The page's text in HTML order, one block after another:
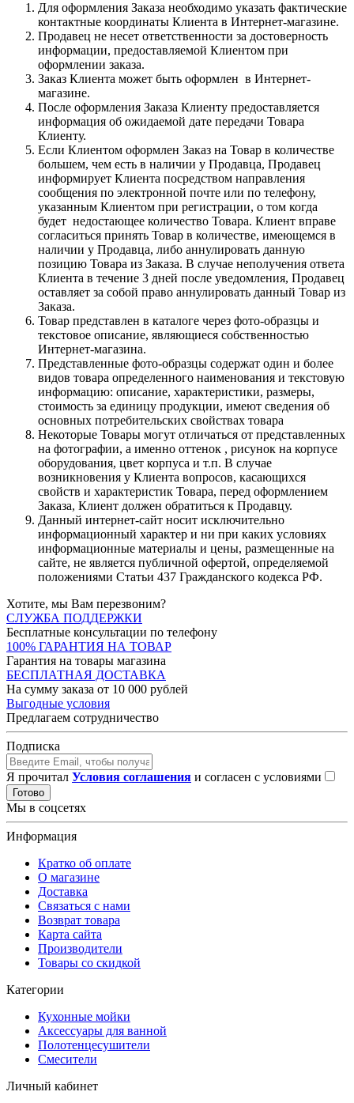
Для оформления Заказа необходимо указать фактические
контактные координаты Клиента в Интернет-магазине.
Продавец не несет ответственности за достоверность
информации, предоставляемой Клиентом при
оформлении заказа.
Заказ Клиента может быть оформлен в Интернет-
магазине.
После оформления Заказа Клиенту предоставляется
информация об ожидаемой дате передачи Товара
Клиенту.
Если Клиентом оформлен Заказ на Товар в количестве
большем, чем есть в наличии у Продавца, Продавец
информирует Клиента посредством направления
сообщения по электронной почте или по телефону,
указанным Клиентом при регистрации, о том когда
будет недостающее количество Товара. Клиент вправе
согласиться принять Товар в количестве, имеющемся в
наличии у Продавца, либо аннулировать данную
позицию Товара из Заказа. В случае неполучения ответа
Клиента в течение 3 дней после уведомления, Продавец
оставляет за собой право аннулировать данный Товар из
Заказа.
Товар представлен в каталоге через фото-образцы и
текстовое описание, являющиеся собственностью
Интернет-магазина.
Представленные фото-образцы содержат один и более
видов товара определенного наименования и текстовую
информацию: описание, характеристики, размеры,
стоимость за единицу продукции, имеют сведения об
основных потребительских свойствах товара
Некоторые Товары могут отличаться от представленных
на фотографии, а именно оттенок , рисунок на корпусе
оборудования, цвет корпуса и т.п. В случае
возникновения у Клиента вопросов, касающихся
свойств и характеристик Товара, перед оформлением
Заказа, Клиент должен обратиться к Продавцу.
Данный интернет-сайт носит исключительно
информационный характер и ни при каких условиях
информационные материалы и цены, размещенные на
сайте, не является публичной офертой, определяемой
положениями Статьи 437 Гражданского кодекса РФ.
Хотите, мы Вам перезвоним?
СЛУЖБА ПОДДЕРЖКИ
Бесплатные консультации по телефону
100% ГАРАНТИЯ НА ТОВАР
Гарантия на товары магазина
БЕСПЛАТНАЯ ДОСТАВКА
На сумму заказа от 10 000 рублей
Выгодные условия
Предлагаем сотрудничество
Подписка
Я прочитал Условия соглашения и согласен с условиями
Готово
Мы в соцсетях
Информация
Кратко об оплате
О магазине
Доставка
Связаться с нами
Возврат товара
Карта сайта
Производители
Товары со скидкой
Категории
Кухонные мойки
Аксессуары для ванной
Полотенцесушители
Смесители
Личный кабинет